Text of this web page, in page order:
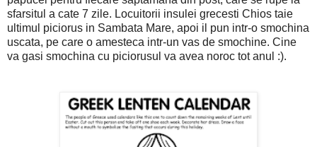
sfarsitul a cate 7 zile. Locuitorii insulei grecesti Chios taie
ultimul piciorus in Sambata Mare, apoi il pun intr-o smochina
uscata, pe care o amesteca intr-un vas de smochine. Cine
va gasi smochina cu piciorusul va avea noroc tot anul :).